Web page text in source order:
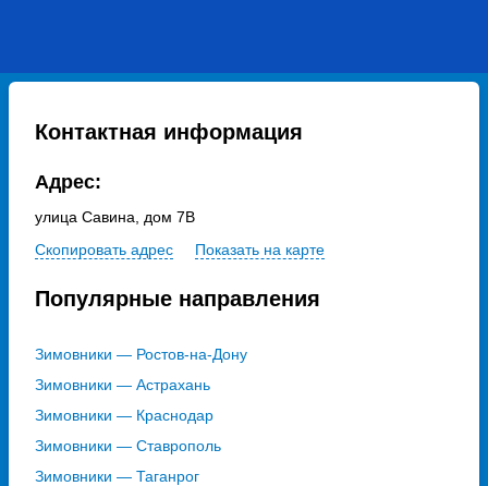
Контактная информация
Адрес:
улица Савина, дом 7В
Скопировать адрес
Показать на карте
Популярные направления
Зимовники — Ростов-на-Дону
Зимовники — Астрахань
Зимовники — Краснодар
Зимовники — Ставрополь
Зимовники — Таганрог